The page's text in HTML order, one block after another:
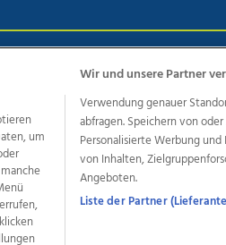
AGB Anzeigekunden
des Medienhauses Wimmer
OÖN Immobilien
wasistlos.at wirtrauern.at
um
Wir und unsere Partner
Verwendung genauer
abfragen. Speichern von
Personalisierte Werbung
von Inhalten,
Angeboten.
Liste der Partner